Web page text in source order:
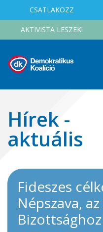
CSATLAKOZZ
AKTIVISTA LESZEK!
Hírek -
aktuális
Fideszes
Népszava,